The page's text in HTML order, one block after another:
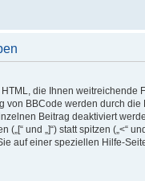
die Ihnen weitreichende
von BBCode werden durch
Beitrag deaktiviert
und „]“) statt spitzen („<“
auf einer speziellen Hilfe-